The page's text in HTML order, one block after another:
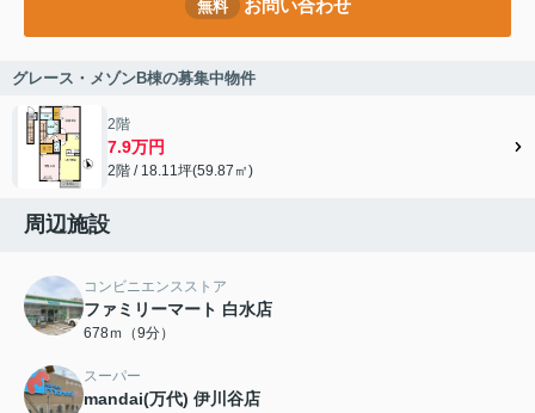
無料 お問い合わせ
グレース・メゾンB棟の募集中物件
2階
7.9万円
2階 / 18.11坪(59.87㎡)
周辺施設
コンビニエンスストア
ファミリーマート 白水店
678ｍ（9分）
スーパー
mandai(万代) 伊川谷店